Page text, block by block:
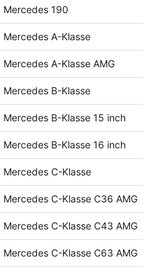
Mercedes 190
Mercedes A-Klasse
Mercedes A-Klasse AMG
Mercedes B-Klasse
Mercedes B-Klasse 15 inch
Mercedes B-Klasse 16 inch
Mercedes C-Klasse
Mercedes C-Klasse C36 AMG
Mercedes C-Klasse C43 AMG
Mercedes C-Klasse C63 AMG